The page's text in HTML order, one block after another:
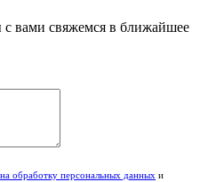
вами свяжемся в ближайшее
на обработку персональных данных и